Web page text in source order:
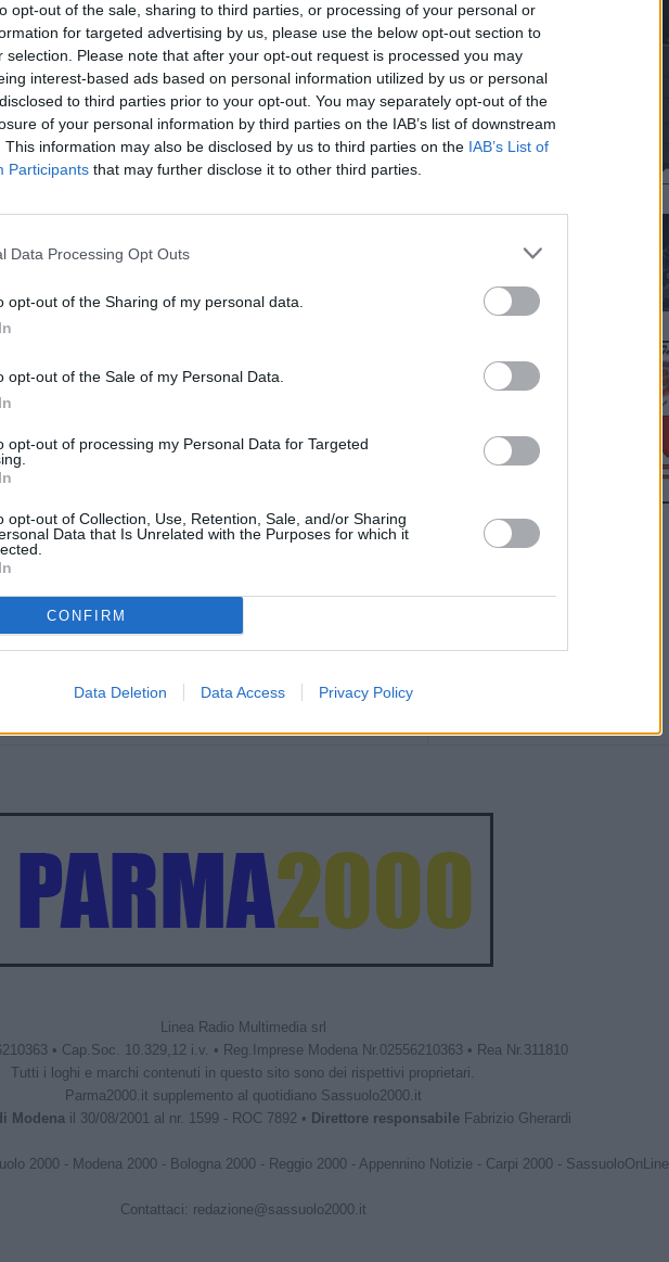
opt-out of the sale, sharing to third parties, or processing of your personal or
for targeted advertising by us, please use the below opt-out section to
selection. Please note that after your opt-out request is processed you may
interest-based ads based on personal information utilized by us or personal
to third parties prior to your opt-out. You may separately opt-out of the
of your personal information by third parties on the IAB’s list of downstream
This information may also be disclosed by us to third parties on the IAB’s List of
Participants that may further disclose it to other third parties.
Data Processing Opt Outs
opt-out of the Sharing of my personal data.
opt-out of the Sale of my Personal Data.
opt-out of processing my Personal Data for Targeted
opt-out of Collection, Use, Retention, Sale, and/or Sharing
Data that Is Unrelated with the Purposes for which it
CONFIRM
Data Deletion Data Access Privacy Policy
considerata la vittoria che ha consentito il passaggio ai
dall’altra.
Balboni, regista della formazione sassolese: “Purtroppo
in coppa Italia come meritavamo. L’infortunio di Kappi
la sua assenza in campo si sentirà, si erano creati degli
piano piano.
ma unirci ancora di più e sono sicura che tutte quante
la stagione. Già dalla scorsa partita le ragazze più
contributo”.
di nuovo equilibri quella in campo domenica contro
il proprio percorso di crescita e la propria
di novembre. In più, c’è la forte volontà di riscattare il
terminato con la netta vittoria delle siciliane: “Domenica
una squadra ben strutturata che all’andata ci ha
Sarà una partita difficile, ma da parte nostra sappiamo di
di rivincita è tanta. Dovremo cercare di confermare
facile perché ogni partita ha una storia a sé,
nostro pubblico deve essere un altro nostro punto di
la partita sarà trasmessa sul canale Youtube di
in diretta che in modalità on demand.
Linea Radio Multimedia srl
• Cap.Soc. 10.329,12 i.v. • Reg.Imprese Modena Nr.02556210363 • Rea Nr.311810
Tutti i loghi e marchi contenuti in questo sito sono dei rispettivi proprietari.
Parma2000.it supplemento al quotidiano Sassuolo2000.it
Modenail 30/08/2001 al nr. 1599 - ROC 7892 • Direttore responsabileFabrizio Gherardi
2000 - Modena 2000 - Bologna 2000 - Reggio 2000 - Appennino Notizie - Carpi 2000 - SassuoloOnLine
Contattaci: redazione@sassuolo2000.it